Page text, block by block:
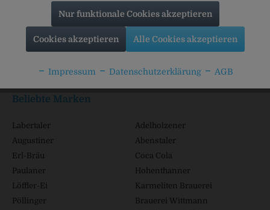
Informationen
Beliebte Marken
Labertaler
Adelholzener
Augustiner
Abenstaler
Erl-Bräu
Coca Cola
Paulaner
Hohenthanner
Löffler-Ei
Karmeliten Brauerei
Pöllinger
Brauerei Wittmann
Nur funktionale Cookies akzeptieren
Cookies akzeptieren Alle Cookies akzeptieren
Impressum Datenschutzerklärung AGB